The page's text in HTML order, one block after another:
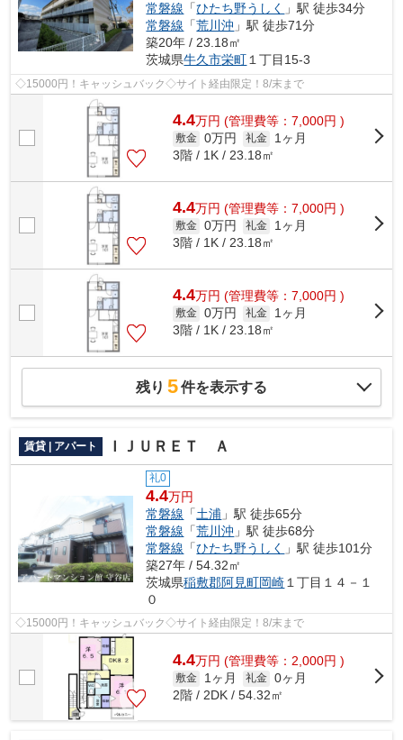
常磐線 「ひたち野うしく
」駅 徒歩34分
常磐線 「荒川沖 」駅 徒歩71分
築20年 / 23.18㎡
茨城県牛久市栄町 １丁目15-3
◇15000円！キャッシュバック◇サイト経由限定！8/末まで
4.4万円 (管理費等：7,000円 )
敷金 0万円 礼金
1ヶ月
3階 / 1K / 23.18㎡
4.4万円 (管理費等：7,000円 )
敷金 0万円 礼金
1ヶ月
3階 / 1K / 23.18㎡
4.4万円 (管理費等：7,000円 )
敷金 0万円 礼金
1ヶ月
3階 / 1K / 23.18㎡
残り 5件を表示する
賃貸 | アパート ＩＪＵＲＥＴ Ａ
礼0
4.4万円
常磐線 「土浦 」駅 徒歩65分
常磐線 「荒川沖 」駅 徒歩68分
常磐線 「ひたち野うしく
」駅 徒歩101分
築27年 / 54.32㎡
茨城県稲敷郡阿見町岡崎 １丁目１４－１
０
◇15000円！キャッシュバック◇サイト経由限定！8/末まで
4.4万円 (管理費等：2,000円 )
敷金 1ヶ月 礼金 0ヶ月
2階 / 2DK / 54.32㎡